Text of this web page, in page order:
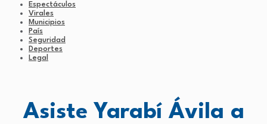
Espectáculos
Virales
Municipios
País
Seguridad
Deportes
Legal
Asiste Yarabí Ávila a